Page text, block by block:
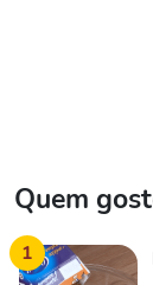
Quem
1